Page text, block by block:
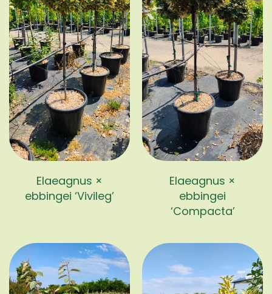
Elaeagnus ×
ebbingei ‘Vivileg’
Elaeagnus ×
ebbingei
‘Compacta’